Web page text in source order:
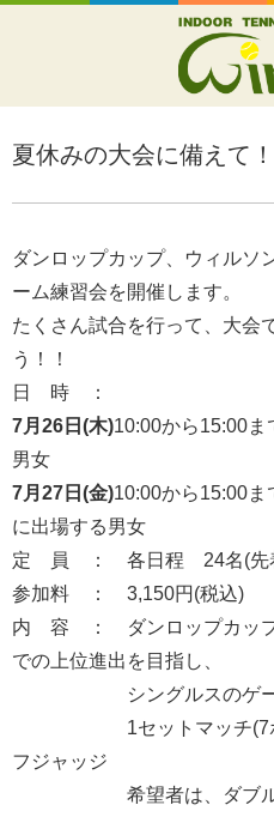
夏休みの大会に備え
ダンロップカップ、ウィルソ
ーム練習会を開催します。
たくさん試合を行って、大会
う！！
日 時 ：
7月26日(木)10:00から
男女
7月27日(金)10:00から
に出場する男女
定 員 ： 各日程 24名(先
参加料 ： 3,150円(税込)
内 容 ： ダンロップカップ
での上位進出を目指し、
シングルスのゲームを
1セットマッチ(7ポイ
フジャッジ
希望者は、ダブルス